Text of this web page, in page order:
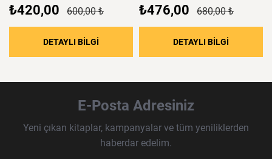
₺420,00 600,00 ₺
DETAYLI BİLGİ : Doğu Hilafeti’nin Toprakları İslam
₺476,00 680,00 ₺
DETAYLI BİLGİ
E-Posta Adresiniz
Yeni çıkan kitaplar, kampanyalar ve tüm yeniliklerden
haberdar edelim.